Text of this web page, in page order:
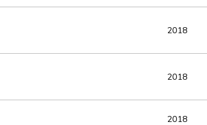
2018
2018
2018